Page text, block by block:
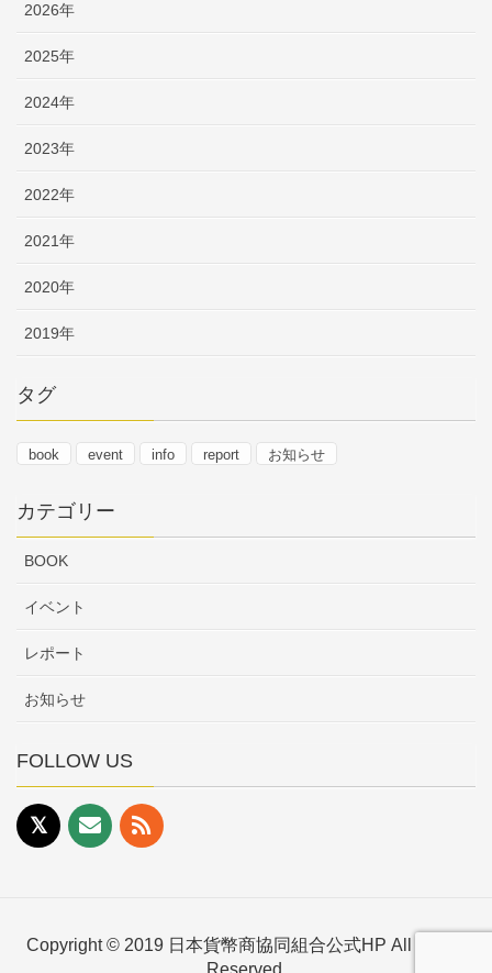
2026年
2025年
2024年
2023年
2022年
2021年
2020年
2019年
タグ
book event info report お知らせ
カテゴリー
BOOK
イベント
レポート
お知らせ
FOLLOW US
Copyright © 2019 日本貨幣商協同組合公式HP All Rights